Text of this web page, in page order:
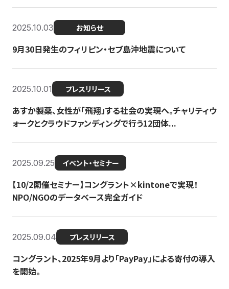
2025.10.03 お知らせ
9月30日発生のフィリピン・セブ島沖地震について
2025.10.01 プレスリリース
あすか製薬、女性が「飛翔」する社会の実現へ。チャリティウ
ォークとクラウドファンディングで行う12団体...
2025.09.25 イベント・セミナー
【10/2開催セミナー】コングラント×kintoneで実現！
NPO/NGOのデータベース完全ガイド
2025.09.04 プレスリリース
コングラント、2025年9月より「PayPay」による寄付の導入
を開始。